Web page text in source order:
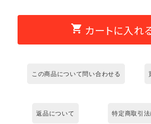
shopping_cart カートに入れ
この商品について問い合わせる
返品について 特定商取引